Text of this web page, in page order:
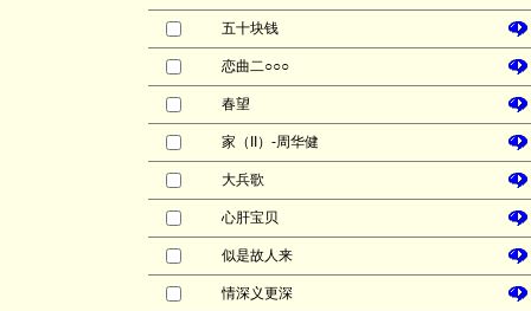
五十块钱
恋曲二○○○
春望
家（II）-周华健
大兵歌
心肝宝贝
似是故人来
情深义更深